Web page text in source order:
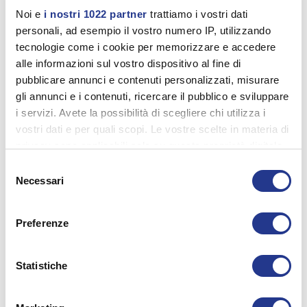
Noi e i nostri 1022 partner trattiamo i vostri dati
personali, ad esempio il vostro numero IP, utilizzando
tecnologie come i cookie per memorizzare e accedere
alle informazioni sul vostro dispositivo al fine di
pubblicare annunci e contenuti personalizzati, misurare
gli annunci e i contenuti, ricercare il pubblico e sviluppare
i servizi. Avete la possibilità di scegliere chi utilizza i
vostri dati e per quali scopi. Le vostre scelte in materia di
modificare o revocare il proprio consenso in qualsiasi
momento dalla Dichiarazione sui cookie o facendo clic
raccogliere informazioni sulla tua posizione
geografica, con un'approssimazione di qualche
delNecessari
Preferenze
Statistiche